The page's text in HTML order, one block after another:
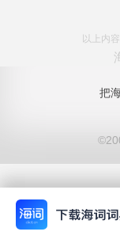
以上内
把